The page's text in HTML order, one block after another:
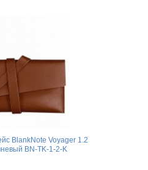
BlankNote Voyager 1.2
BN-TK-1-2-K